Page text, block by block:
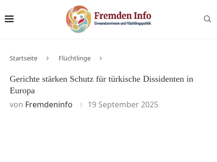
Startseite Flüchtlinge
Gerichte stärken Schutz für türkische Dissidenten in
Europa
von Fremdeninfo 19 September 2025